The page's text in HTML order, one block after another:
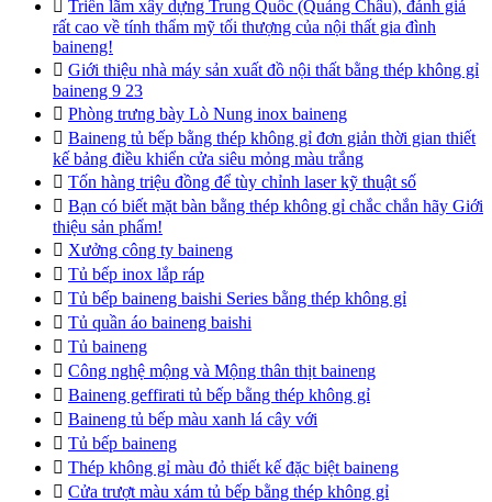
Triển lãm xây dựng Trung Quốc (Quảng Châu), đánh giá
rất cao về tính thẩm mỹ tối thượng của nội thất gia đình
baineng!
 Giới thiệu nhà máy sản xuất đồ nội thất bằng thép không gỉ
baineng 9 23
 Phòng trưng bày Lò Nung inox baineng
 Baineng tủ bếp bằng thép không gỉ đơn giản thời gian thiết
kế bảng điều khiển cửa siêu mỏng màu trắng
 Tốn hàng triệu đồng để tùy chỉnh laser kỹ thuật số
 Bạn có biết mặt bàn bằng thép không gỉ chắc chắn hãy Giới
thiệu sản phẩm!
 Xưởng công ty baineng
 Tủ bếp inox lắp ráp
 Tủ bếp baineng baishi Series bằng thép không gỉ
 Tủ quần áo baineng baishi
 Tủ baineng
 Công nghệ mộng và Mộng thân thịt baineng
 Baineng geffirati tủ bếp bằng thép không gỉ
 Baineng tủ bếp màu xanh lá cây với
 Tủ bếp baineng
 Thép không gỉ màu đỏ thiết kế đặc biệt baineng
 Cửa trượt màu xám tủ bếp bằng thép không gỉ